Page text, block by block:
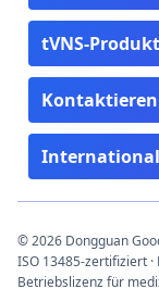
tVNS-
Kontaktieren
© 2026 Dongguan
ISO 13485-zertifiziert
Betriebslizenz für